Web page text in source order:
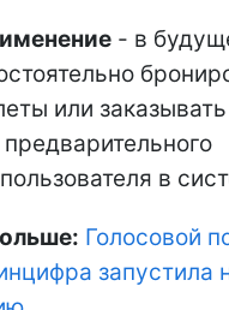
- в
или
в
Голосовой
запустила